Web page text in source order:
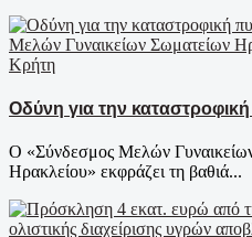
Κρήτη
Οδύνη για την
Ο «Σύνδεσμος Μελών
Ηρακλείου» εκφράζει τη βαθιά...